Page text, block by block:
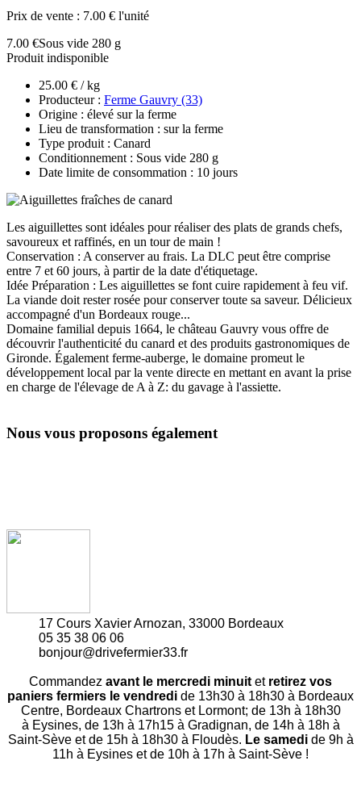
Prix de vente : 7.00 € l'unité
7.00 €Sous vide 280 g
Produit indisponible
25.00 € / kg
Producteur : Ferme Gauvry (33)
Origine : élevé sur la ferme
Lieu de transformation : sur la ferme
Type produit : Canard
Conditionnement : Sous vide 280 g
Date limite de consommation : 10 jours
Les aiguillettes sont idéales pour réaliser des plats de grands chefs,
savoureux et raffinés, en un tour de main !
Conservation : A conserver au frais. La DLC peut être comprise
entre 7 et 60 jours, à partir de la date d'étiquetage.
Idée Préparation : Les aiguillettes se font cuire rapidement à feu vif.
La viande doit rester rosée pour conserver toute sa saveur. Délicieux
accompagné d'un Bordeaux rouge...
Domaine familial depuis 1664, le château Gauvry vous offre de
découvrir l'authenticité du canard et des produits gastronomiques de
Gironde. Également ferme-auberge, le domaine promeut le
développement local par la vente directe en mettant en avant la prise
en charge de l'élevage de A à Z: du gavage à l'assiette.
Nous vous proposons également
17 Cours Xavier Arnozan, 33000 Bordeaux
05 35 38 06 06
bonjour@drivefermier33.fr
Commandez avant le mercredi minuit et retirez vos
paniers fermiers le vendredi de 13h30 à 18h30 à Bordeaux
Centre, Bordeaux Chartrons et Lormont; de 13h à 18h30
à Eysines, de 13h à 17h15 à Gradignan, de 14h à 18h à
Saint-Sève et de 15h à 18h30 à Floudès. Le samedi de 9h à
11h à Eysines et de 10h à 17h à Saint-Sève !